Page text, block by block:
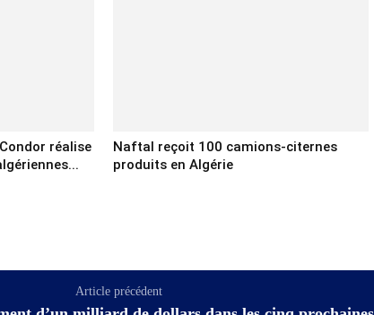
réalise
Naftal reçoit 100 camions-citernes
produits en Algérie
Article précédent